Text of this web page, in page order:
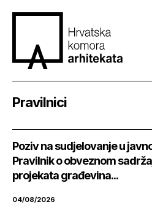
Pravilnici
Poziv na sudjelovanje u
Pravilnik o obveznom
projekata građevina...
04/08/2026